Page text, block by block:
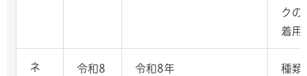
クの
着用
ネ
令和8
令和8年
種類